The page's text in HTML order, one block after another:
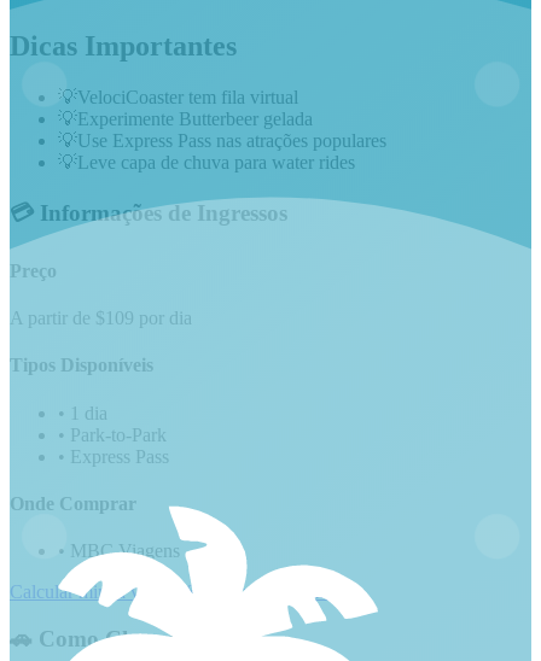
Dicas Importantes
💡VelociCoaster tem fila virtual
💡Experimente Butterbeer gelada
💡Use Express Pass nas atrações populares
💡Leve capa de chuva para water rides
💳 Informações de Ingressos
Preço
A partir de $109 por dia
Tipos Disponíveis
• 1 dia
• Park-to-Park
• Express Pass
Onde Comprar
• MBC Viagens
Calcular minha viagem Solicitar orçamento
🚗 Como Chegar